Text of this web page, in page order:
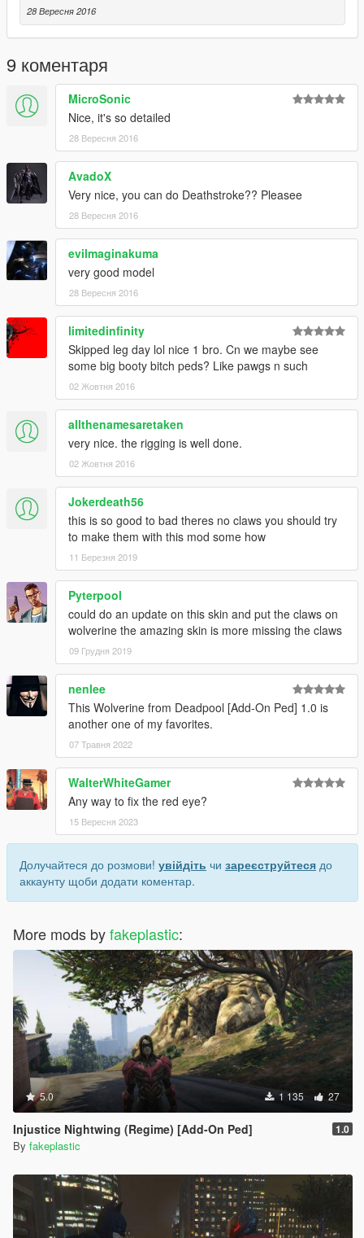
28 Вересня 2016
9 коментаря
MicroSonic
Nice, it's so detailed
28 Вересня 2016
AvadoX
Very nice, you can do Deathstroke?? Pleasee
28 Вересня 2016
evilmaginakuma
very good model
28 Вересня 2016
limitedinfinity
Skipped leg day lol nice 1 bro. Cn we maybe see
some big booty bitch peds? Like pawgs n such
02 Жовтня 2016
allthenamesaretaken
very nice. the rigging is well done.
02 Жовтня 2016
Jokerdeath56
this is so good to bad theres no claws you should try
to make them with this mod some how
11 Березня 2019
Pyterpool
could do an update on this skin and put the claws on
wolverine the amazing skin is more missing the claws
09 Грудня 2019
nenlee
This Wolverine from Deadpool [Add-On Ped] 1.0 is
another one of my favorites.
07 Травня 2022
WalterWhiteGamer
Any way to fix the red eye?
15 Вересня 2023
Долучайтеся до розмови! увійдіть чи зареєструйтеся до
аккаунту щоби додати коментар.
More mods byfakeplastic:
5.0 1 135 27
Injustice Nightwing (Regime) [Add-On Ped] 1.0
By fakeplastic